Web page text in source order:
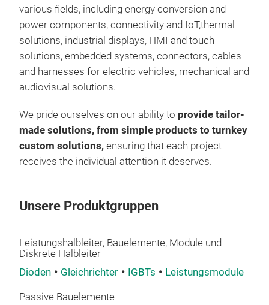
various fields, including energy conversion and
power components, connectivity and IoT,thermal
solutions, industrial displays, HMI and touch
solutions, embedded systems, connectors, cables
and harnesses for electric vehicles, mechanical and
audiovisual solutions.
We pride ourselves on our ability to provide tailor-
made solutions, from simple products to turnkey
custom solutions, ensuring that each project
receives the individual attention it deserves.
Unsere Produktgruppen
Leistungshalbleiter, Bauelemente, Module und
Diskrete Halbleiter
Dioden
Gleichrichter IGBTs Leistungsmodule
Passive Bauelemente